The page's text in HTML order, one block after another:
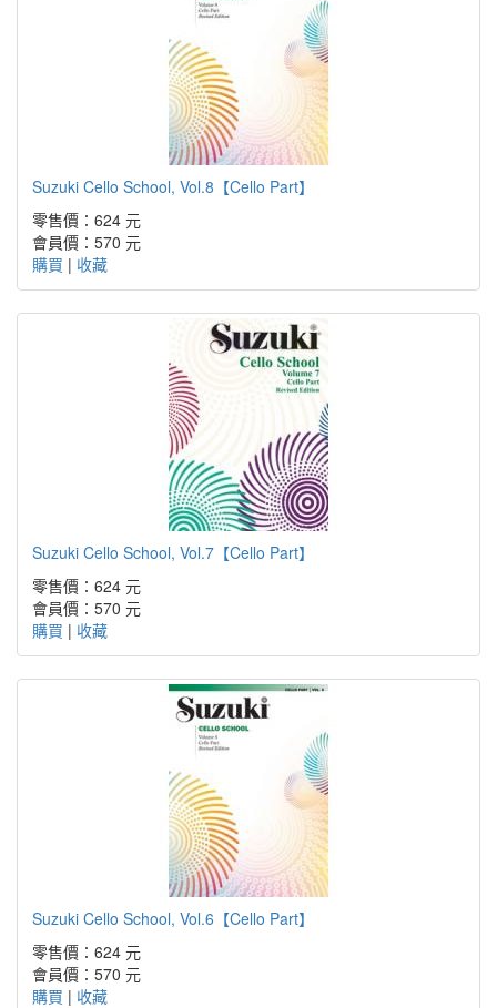
Suzuki Cello School, Vol.8【Cello Part】
零售價：624 元
會員價：570 元
購買 | 收藏
Suzuki Cello School, Vol.7【Cello Part】
零售價：624 元
會員價：570 元
購買 | 收藏
Suzuki Cello School, Vol.6【Cello Part】
零售價：624 元
會員價：570 元
購買 | 收藏